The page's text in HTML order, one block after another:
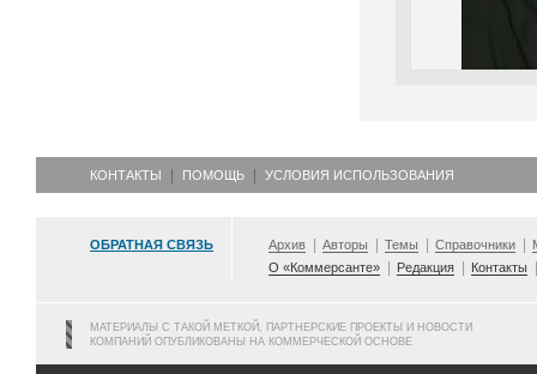
КОНТАКТЫ ПОМОЩЬ УСЛОВИЯ ИСПОЛЬЗОВАНИЯ
ОБРАТНАЯ СВЯЗЬ Архив Авторы Темы Справочники
О «Коммерсанте»
Редакция Контакты
МАТЕРИАЛЫ С ТАКОЙ МЕТКОЙ, ПАРТНЕРСКИЕ ПРОЕКТЫ И НОВОСТИ
КОМПАНИЙ ОПУБЛИКОВАНЫ НА КОММЕРЧЕСКОЙ ОСНОВЕ